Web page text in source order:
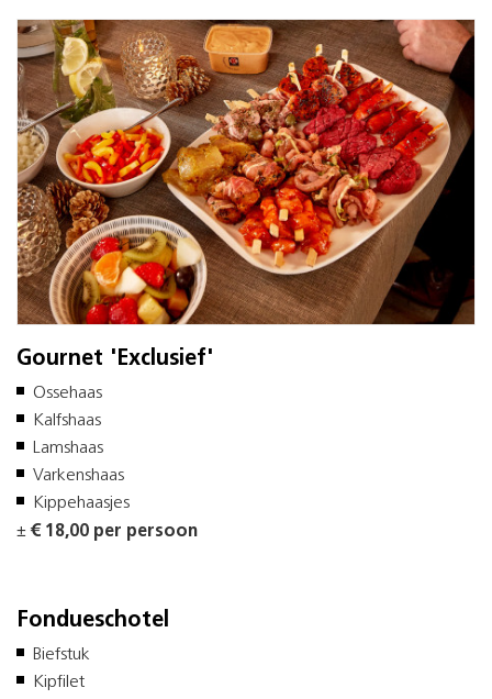
Gournet 'Exclusief'
Ossehaas
Kalfshaas
Lamshaas
Varkenshaas
Kippehaasjes
± € 18,00 per persoon
Fondueschotel
Biefstuk
Kipfilet